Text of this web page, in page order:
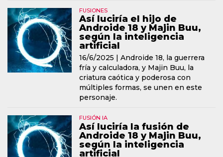
FUSIONES
Así luciría el hijo de
Androide 18 y Majin Buu,
según la inteligencia
artificial
16/6/2025 |Androide 18, la guerrera
fría y calculadora, y Majin Buu, la
criatura caótica y poderosa con
múltiples formas, se unen en este
personaje.
FUSIÓN IA
Así luciría la fusión de
Androide 18 y Majin Buu,
según la inteligencia
artificial